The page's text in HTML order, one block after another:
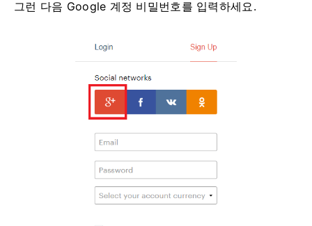
그런 다음 Google 계정 비밀번호를 입력하세요.